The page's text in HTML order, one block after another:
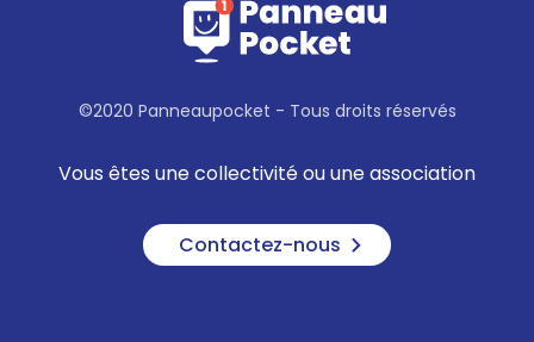
©2020 Panneaupocket - Tous droits réservés
Vous êtes une collectivité ou une association
Contactez-nous